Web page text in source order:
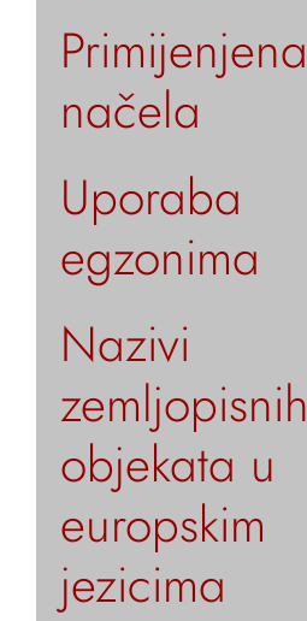
Primijenjena
načela
Uporaba
egzonima
Nazivi
zemljopisnih
objekata u
europskim
jezicima